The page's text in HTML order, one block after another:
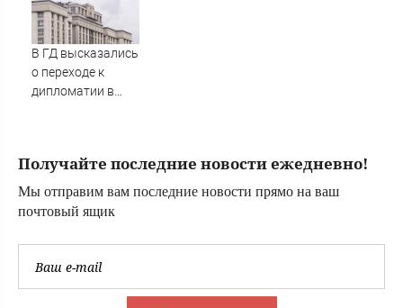
В ГД высказались
о переходе к
дипломатии в
Получайте последние новости ежедневно!
Мы отправим вам последние новости прямо на ваш
почтовый ящик